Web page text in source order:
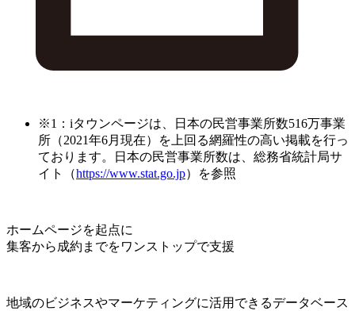
※1：iタウンページは、日本の民営事業所数516万事業
所（2021年6月現在）を上回る網羅性の高い掲載を行っ
ております。日本の民営事業所数は、総務省統計局サ
イト（https://www.stat.go.jp）を参照
ホームページを起点に
集客から成約までをワンストップで支援
地域のビジネスやマーケティングに活用できるデータベース